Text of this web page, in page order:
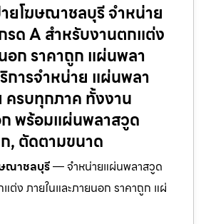
ยโฆษณาชลบุรี จำหน่าย
รด A สำหรับงานตกแต่ง
อก ราคาถูก แผ่นพลา
ารจำหน่าย แผ่นพลา
ครบทุกภาค ทั้งงาน
พร้อมแผ่นพลาสวูด
, ตัดตามขนาด
ณาชลบุรี— จำหน่ายแผ่นพลาสวูด
ต่ง ภายในและภายนอก ราคาถูก แผ่